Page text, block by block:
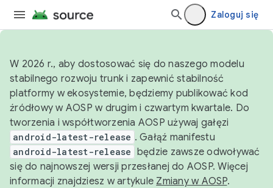
Zaloguj się
W 2026 r., aby dostosować się do naszego modelu
stabilnego rozwoju trunk i zapewnić stabilność
platformy w ekosystemie, będziemy publikować kod
źródłowy w AOSP w drugim i czwartym kwartale. Do
tworzenia i współtworzenia AOSP używaj gałęzi
android-latest-release . Gałąź manifestu
android-latest-release będzie zawsze odwoływać
się do najnowszej wersji przesłanej do AOSP. Więcej
informacji znajdziesz w artykule Zmiany w AOSP.